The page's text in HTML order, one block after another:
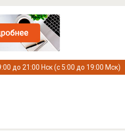
до 21:00 Нск (с 5:00 до 19:00 Мск)